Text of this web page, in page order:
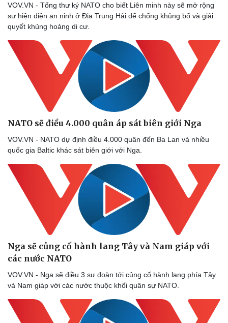
Làm đẹp - giảm cân
Phòng mạch online
Ăn sạch sống khỏe
VOV.VN - Tổng thư ký NATO cho biết Liên minh này sẽ mở rộng
sự hiện diện an ninh ở Địa Trung Hải để chống khủng bố và giải
quyết khủng hoảng di cư.
NATO sẽ điều 4.000 quân áp sát biên giới Nga
VOV.VN - NATO dự định điều 4.000 quân đến Ba Lan và nhiều
quốc gia Baltic khác sát biên giới với Nga.
Nga sẽ củng cố hành lang Tây và Nam giáp với
các nước NATO
VOV.VN - Nga sẽ điều 3 sư đoàn tới củng cố hành lang phía Tây
và Nam giáp với các nước thuộc khối quân sự NATO.